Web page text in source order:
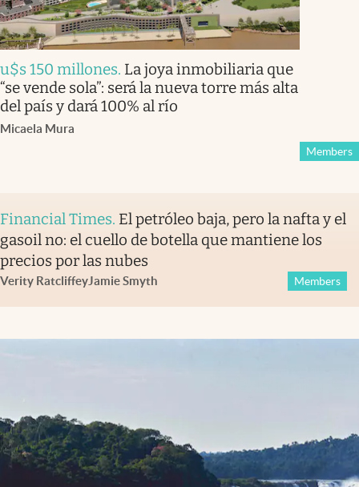
u$s 150 millones. La joya inmobiliaria que
“se vende sola”: será la nueva torre más alta
del país y dará 100% al río
Micaela Mura
Members
Financial Times. El petróleo baja, pero la nafta y el
gasoil no: el cuello de botella que mantiene los
precios por las nubes
Verity RatcliffeyJamie Smyth Members